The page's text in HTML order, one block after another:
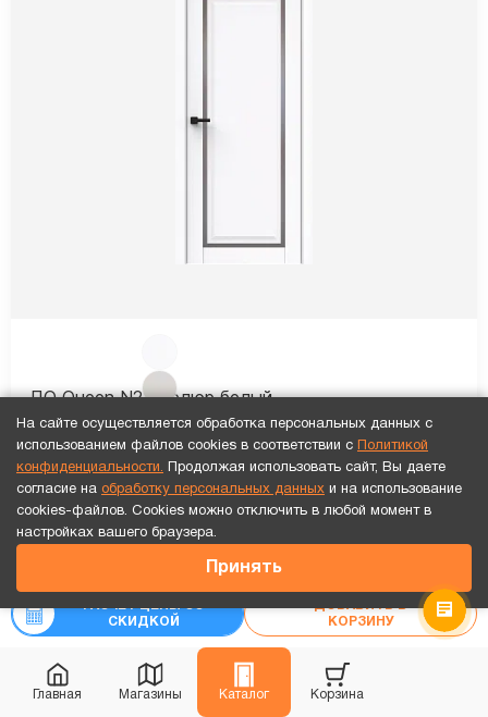
Главная Магазины Каталог Корзина
Точный расчет за 10 минут по СМС или телефону!
СКИДКОЙ
КОРЗИНУ
ПО Queen N23 Велюр белый
Установкакаждой дверибесплатно!
19 895₽
24 869₽-20%
Рассчитать цену«под ключ»
Каждая 3-я дверь бесплатно!
На сайте осуществляется обработка персональных данных с
использованием файлов cookies в соответствии с
Политикой
конфиденциальности. Продолжая использовать сайт, Вы даете
согласие на обработку персональных данных и на использование
cookies-файлов. Cookies можно отключить в любой момент в
настройках вашего браузера.
Принять